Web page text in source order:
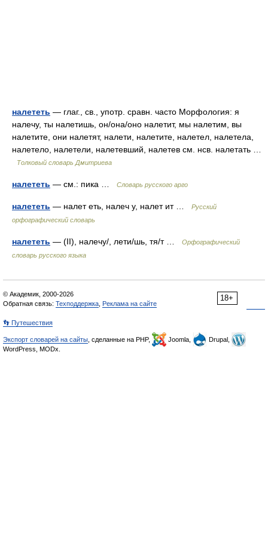
налететь — глаг., св., употр. сравн. часто Морфология: я
налечу, ты налетишь, он/она/оно налетит, мы налетим, вы
налетите, они налетят, налети, налетите, налетел, налетела,
налетело, налетели, налетевший, налетев см. нсв. налетать …
Толковый словарь Дмитриева
налететь — см.: пика … Словарь русского арго
налететь — налет еть, налеч у, налет ит …
Русский
орфографический словарь
налететь — (II), налечу/, лети/шь, тя/т …
Орфографический
словарь русского языка
18+
© Академик, 2000-2026
Обратная связь: Техподдержка Реклама на сайте
👣 Путешествия
Экспорт словарей на сайты , сделанные на PHP, Joomla,
Drupal,
WordPress, MODx.